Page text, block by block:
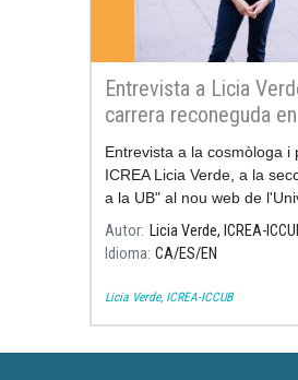
Entrevista a Licia
carrera reconeguda en
cosmologia de precisió
Entrevista a la cosmòloga i
ICREA Licia Verde, a la
a la UB" al nou web de
Barcelona
Autor Licia Verde, ICREA-
Idioma CA ES EN
Licia Verde, ICREA-ICCUB